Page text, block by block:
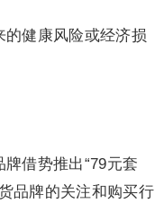
健康风险或经济损
借势推出“79元套
品牌的关注和购买行